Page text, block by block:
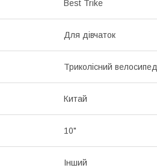
Best Trike
Для дівчаток
Триколісний велосипед
Китай
10"
Інший